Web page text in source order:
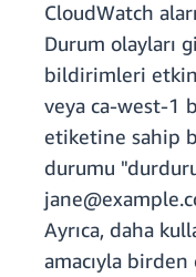
CloudWatch
Durum olayları
bildirimleri
veya ca-west-1
etiketine sahip
durumu
Ayrıca, daha
amacıyla